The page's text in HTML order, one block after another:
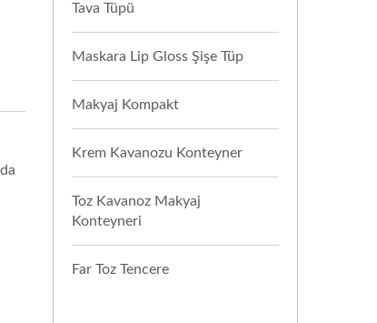
Tava Tüpü
Maskara Lip Gloss Şişe Tüp
Makyaj Kompakt
Krem Kavanozu Konteyner
Toz Kavanoz Makyaj
Konteyneri
Far Toz Tencere